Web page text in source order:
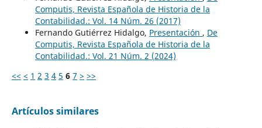
Computis, Revista Española de Historia de la
Contabilidad.: Vol. 14 Núm. 26 (2017)
Fernando Gutiérrez Hidalgo, Presentación , De
Computis, Revista Española de Historia de la
Contabilidad.: Vol. 21 Núm. 2 (2024)
<< < 1 2 3 4 5 6 7 > >>
Artículos similares